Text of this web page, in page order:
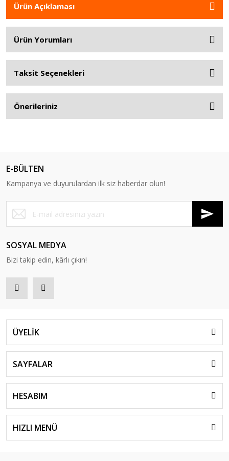
Ürün Açıklaması
Ürün Yorumları
Taksit Seçenekleri
Önerileriniz
E-BÜLTEN
Kampanya ve duyurulardan ilk siz haberdar olun!
SOSYAL MEDYA
Bizi takip edin, kârlı çıkın!
ÜYELİK
SAYFALAR
HESABIM
HIZLI MENÜ